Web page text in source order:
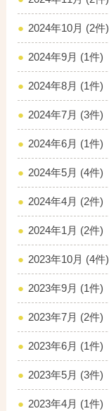
2024年10月 (2件)
2024年9月 (1件)
2024年8月 (1件)
2024年7月 (3件)
2024年6月 (1件)
2024年5月 (4件)
2024年4月 (2件)
2024年1月 (2件)
2023年10月 (4件)
2023年9月 (1件)
2023年7月 (2件)
2023年6月 (1件)
2023年5月 (3件)
2023年4月 (1件)